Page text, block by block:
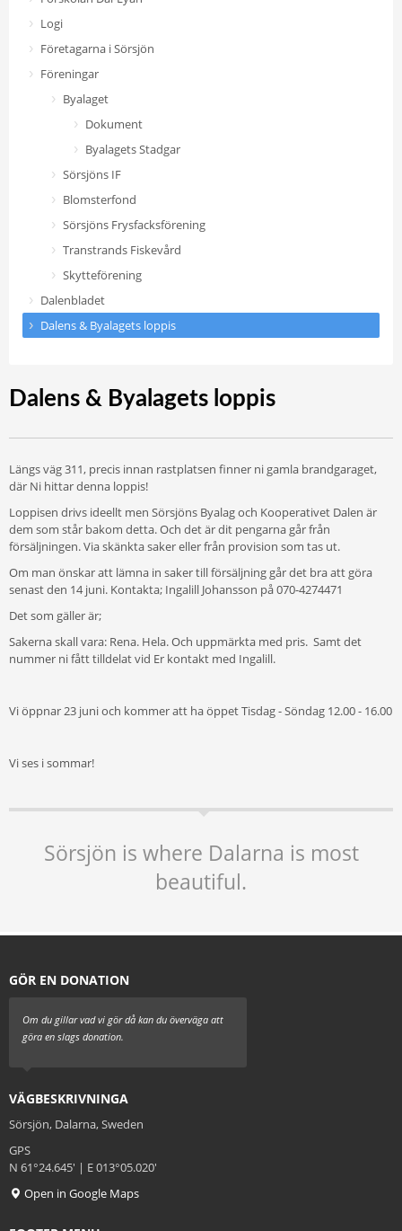
Logi
Företagarna i Sörsjön
Föreningar
Byalaget
Dokument
Byalagets Stadgar
Sörsjöns IF
Blomsterfond
Sörsjöns Frysfacksförening
Transtrands Fiskevård
Skytteförening
Dalenbladet
Dalens & Byalagets loppis
Dalens & Byalagets loppis
Längs väg 311, precis innan rastplatsen finner ni gamla brandgaraget,
där Ni hittar denna loppis!
Loppisen drivs ideellt men Sörsjöns Byalag och Kooperativet Dalen är
dem som står bakom detta. Och det är dit pengarna går från
försäljningen. Via skänkta saker eller från provision som tas ut.
Om man önskar att lämna in saker till försäljning går det bra att göra
senast den 14 juni. Kontakta; Ingalill Johansson på 070-4274471
Det som gäller är;
Sakerna skall vara: Rena. Hela. Och uppmärkta med pris. Samt det
nummer ni fått tilldelat vid Er kontakt med Ingalill.
Vi öppnar 23 juni och kommer att ha öppet Tisdag - Söndag 12.00 - 16.00
Vi ses i sommar!
Sörsjön is where Dalarna is most
beautiful.
GÖR EN DONATION
Om du gillar vad vi gör då kan du överväga att
göra en slags donation.
VÄGBESKRIVNINGA
Sörsjön, Dalarna, Sweden
GPS
N 61°24.645' | E 013°05.020'
Open in Google Maps